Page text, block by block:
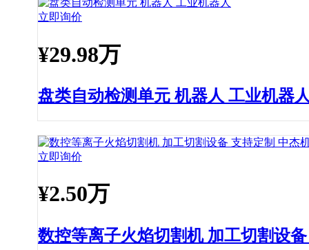
立即询价
¥29.98万
盘类自动检测单元 机器人 工业机器
立即询价
¥2.50万
数控等离子火焰切割机 加工切割设